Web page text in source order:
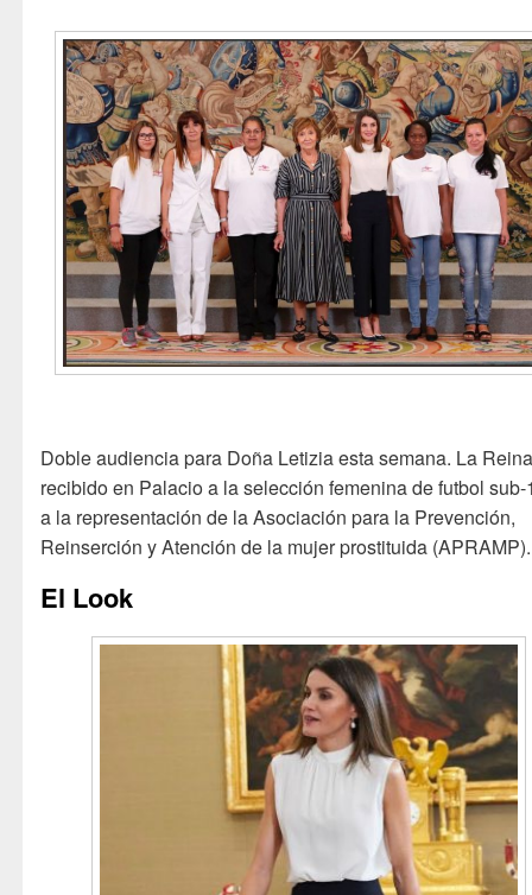
Doble audiencia para Doña Letizia esta semana. La
recibido en Palacio a la selección femenina de futbol sub-
a la representación de la Asociación para la Prevención,
Reinserción y Atención de la mujer prostituida (APRAMP).
El Look